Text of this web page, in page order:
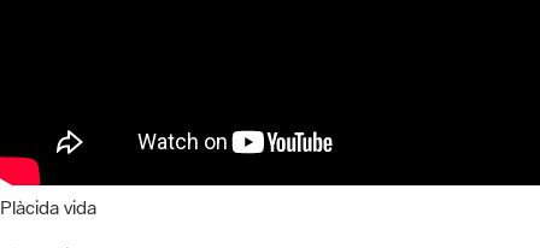
Plàcida vida